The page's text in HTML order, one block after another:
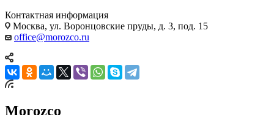
Контактная информация
Москва, ул. Воронцовские пруды, д. 3, под. 15
office@morozco.ru
Morozco